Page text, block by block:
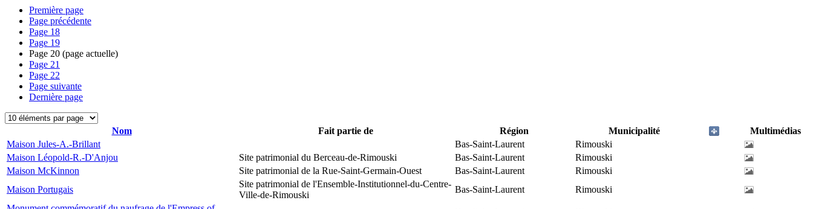
Première page
Page précédente
Page 18
Page 19
Page 20 (page actuelle)
Page 21
Page 22
Page suivante
Dernière page
Nom Fait partie de Région Municipalité
Multimédias
Maison Jules-A.-Brillant
Bas-Saint-Laurent
Rimouski
Maison Léopold-R.-D'Anjou
Site patrimonial du Berceau-de-Rimouski Bas-Saint-Laurent
Rimouski
Maison McKinnon
Site patrimonial de la Rue-Saint-Germain-Ouest Bas-Saint-Laurent
Rimouski
Maison Portugais
Site patrimonial de l'Ensemble-Institutionnel-du-Centre-
Ville-de-Rimouski
Bas-Saint-Laurent
Rimouski